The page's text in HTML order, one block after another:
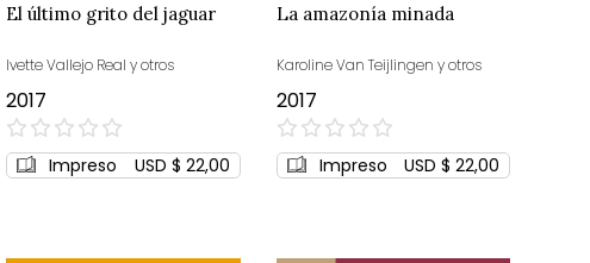
El último grito del jaguar
Ivette Vallejo Real y otros
2017
0%
Impreso USD $ 22,00
La amazonía minada
Karoline Van Teijlingen y otros
2017
0%
Impreso USD $ 22,00